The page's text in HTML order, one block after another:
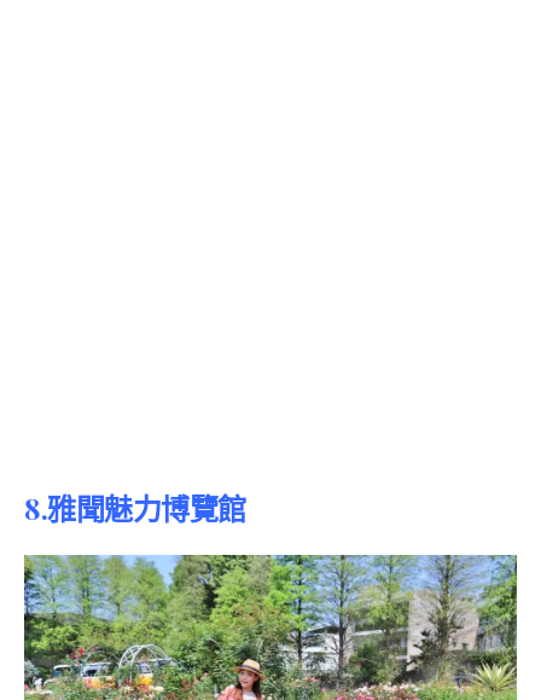
8.雅聞魅力博覽館